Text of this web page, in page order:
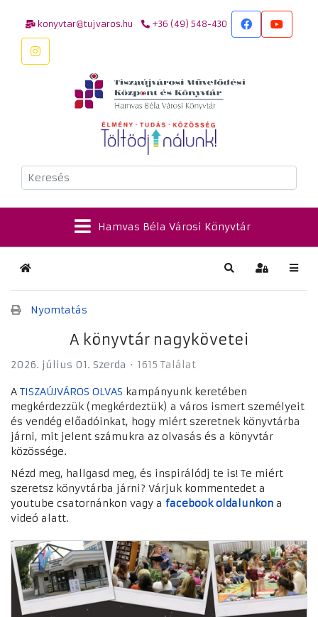
konyvtar@tujvaros.hu +36 (49) 548-430
Keresés
Hamvas Béla Városi Könyvtár
Kezdőlap Keresés
Nyomtatás
A könyvtár nagykövetei
2026. július 01. Szerda 1615 Találat
A TISZAÚJVÁROS OLVAS kampányunk keretében
megkérdezzük (megkérdeztük) a város ismert személyeit
és vendég előadóinkat, hogy miért szeretnek könyvtárba
járni, mit jelent számukra az olvasás és a könyvtár
közössége.
Nézd meg, hallgasd meg, és inspirálódj te is! Te miért
szeretsz könyvtárba járni? Várjuk kommentedet a
youtube csatornánkon vagy a facebook oldalunkon a
videó alatt.